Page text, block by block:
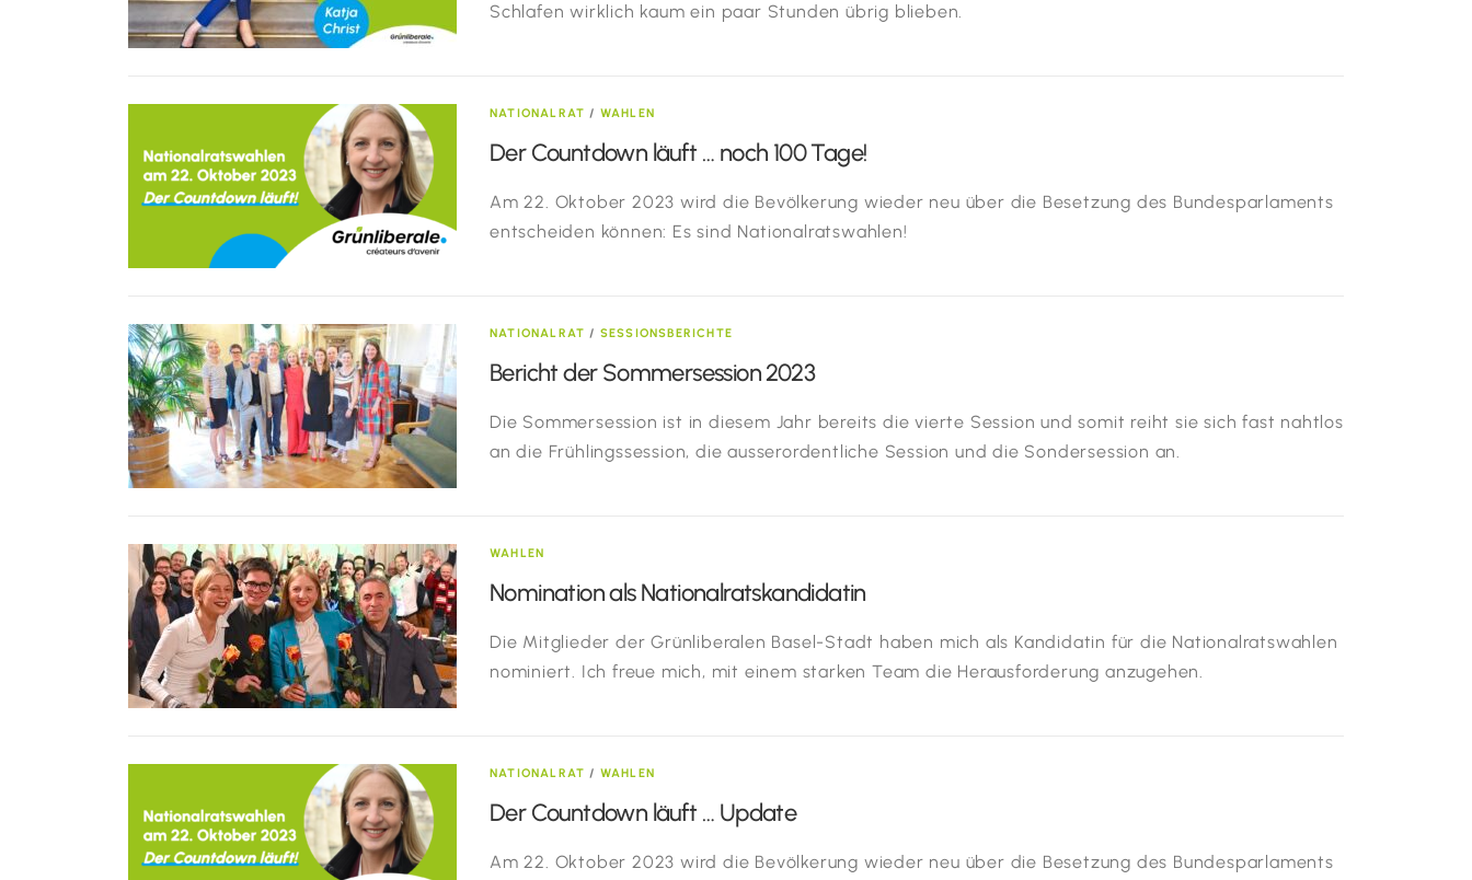
Schlafen wirklich kaum ein paar Stunden übrig blieben.
NATIONALRAT / WAHLEN
Der Countdown läuft … noch 100 Tage!
Am 22. Oktober 2023 wird die Bevölkerung wieder neu über die Besetzung des Bundesparlaments
entscheiden können: Es sind Nationalratswahlen!
NATIONALRAT / SESSIONSBERICHTE
Bericht der Sommersession 2023
Die Sommersession ist in diesem Jahr bereits die vierte Session und somit reiht sie sich fast nahtlos
an die Frühlingssession, die ausserordentliche Session und die Sondersession an.
WAHLEN
Nomination als Nationalratskandidatin
Die Mitglieder der Grünliberalen Basel-Stadt haben mich als Kandidatin für die Nationalratswahlen
nominiert. Ich freue mich, mit einem starken Team die Herausforderung anzugehen.
NATIONALRAT / WAHLEN
Der Countdown läuft … Update
Am 22. Oktober 2023 wird die Bevölkerung wieder neu über die Besetzung des Bundesparlaments